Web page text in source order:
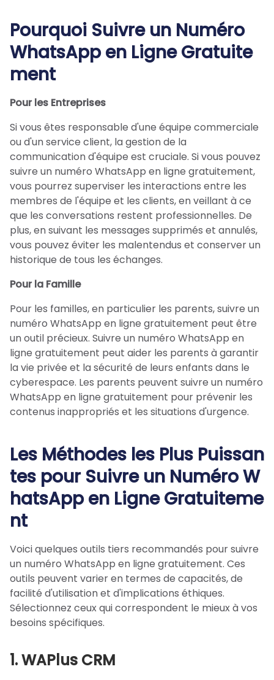
Pourquoi Suivre un Numéro
WhatsApp en Ligne Gratuite
ment
Pour les Entreprises
Si vous êtes responsable d'une équipe commerciale
ou d'un service client, la gestion de la
communication d'équipe est cruciale. Si vous pouvez
suivre un numéro WhatsApp en ligne gratuitement,
vous pourrez superviser les interactions entre les
membres de l'équipe et les clients, en veillant à ce
que les conversations restent professionnelles. De
plus, en suivant les messages supprimés et annulés,
vous pouvez éviter les malentendus et conserver un
historique de tous les échanges.
Pour la Famille
Pour les familles, en particulier les parents, suivre un
numéro WhatsApp en ligne gratuitement peut être
un outil précieux. Suivre un numéro WhatsApp en
ligne gratuitement peut aider les parents à garantir
la vie privée et la sécurité de leurs enfants dans le
cyberespace. Les parents peuvent suivre un numéro
WhatsApp en ligne gratuitement pour prévenir les
contenus inappropriés et les situations d'urgence.
Les Méthodes les Plus Puissan
tes pour Suivre un Numéro W
hatsApp en Ligne Gratuiteme
nt
Voici quelques outils tiers recommandés pour suivre
un numéro WhatsApp en ligne gratuitement. Ces
outils peuvent varier en termes de capacités, de
facilité d'utilisation et d'implications éthiques.
Sélectionnez ceux qui correspondent le mieux à vos
besoins spécifiques.
1. WAPlus CRM